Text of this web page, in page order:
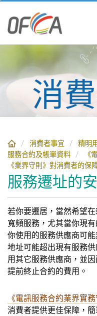
主
消
消費者事宜 精明
服務合約及帳單資料
《
《業界守則》對消費者的保
服務遷址的
若你要遷居，當然希望
寬頻服務，尤其當你現
你使用的服務供應商可
地址可能超出現有服務
用其它服務供應商，並
提前終止合約的費用。
《電訊服務合約業界實
消費者提供更佳保障，簡